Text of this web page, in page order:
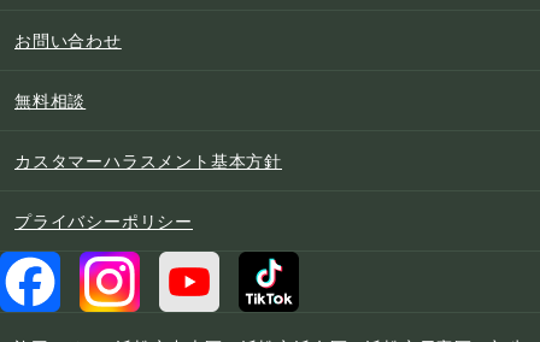
お問い合わせ
無料相談
カスタマーハラスメント基本方針
プライバシーポリシー